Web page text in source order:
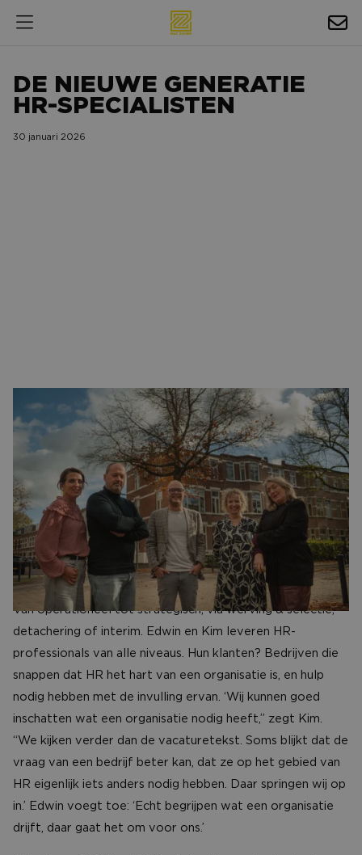
EXPOSURE
NIEUWS
DE NIEUWE GENERATIE
HR-SPECIALISTEN
30 januari 2026
HRProfs is het nieuwe bedrijf van HR-specialisten Edwin
Schaap en Kim Stevens. Al jaren zijn ze actief in de wereld
van HR. Met een frisse, digitale aanpak laten deze
ondernemers zien dat HR veel meer is dan contracten,
formulieren en gesprekken over verzuim. Volgens hen
draait het om mensen, verbinding en slimme technologie.
‘HR is onzichtbaar, maar onmisbaar’, stelt Edwin.
Van operationeel tot strategisch, via werving & selectie,
detachering of interim. Edwin en Kim leveren HR-
professionals van alle niveaus. Hun klanten? Bedrijven die
snappen dat HR het hart van een organisatie is, en hulp
nodig hebben met de invulling ervan. ‘Wij kunnen goed
inschatten wat een organisatie nodig heeft,” zegt Kim.
“We kijken verder dan de vacaturetekst. Soms blijkt dat de
vraag van een bedrijf beter kan, dat ze op het gebied van
HR eigenlijk iets anders nodig hebben. Daar springen wij op
in.’ Edwin voegt toe: ‘Echt begrijpen wat een organisatie
drijft, daar gaat het om voor ons.’